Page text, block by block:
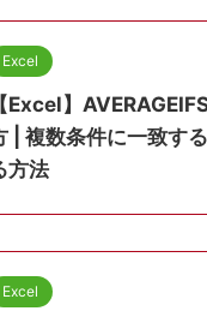
Excel
【Excel】
| 複数条件に一致す
方法
Excel